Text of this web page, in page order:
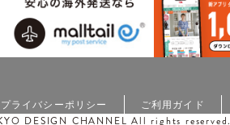
プライバシーポリシー ご利用ガイド
DESIGN CHANNEL All rights reserved.